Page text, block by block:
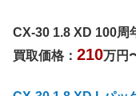
CX-30 1.8 XD 100周
買取価格： 210万円